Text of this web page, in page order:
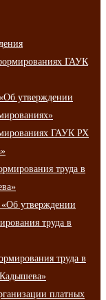
ГАУК
утверждении
ГАУК РХ
труда в
утверждении
труда в
труда в
платных